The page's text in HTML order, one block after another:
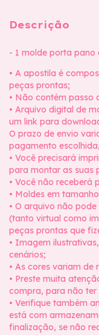
Descrição
- 1 molde porta pano
• A apostila é
peças prontas;
• Não contém passo
• Arquivo digital de
um link para
O prazo de envio
pagamento
• Você precisará
para montar as suas
• Você não receberá
• Moldes em
• O arquivo não
(tanto virtual como
peças prontas que
• Imagem
cenários;
• As cores variam
• Preste muita
compra, para não ter
• Verifique também
está com
finalização, se não